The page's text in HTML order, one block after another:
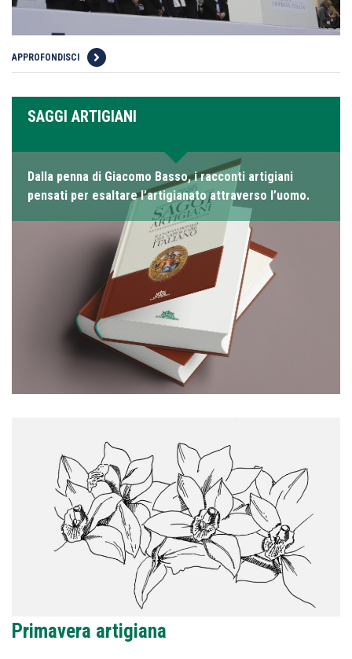
APPROFONDISCI
SAGGI ARTIGIANI
Dalla penna di Giacomo Basso, i racconti artigiani
pensati per esaltare l’artigianato attraverso l’uomo.
Primavera artigiana